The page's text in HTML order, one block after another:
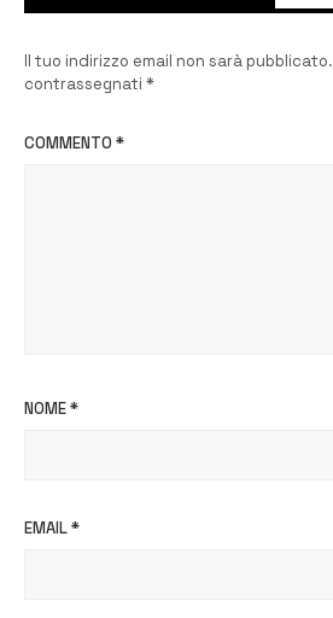
Il tuo indirizzo email non sarà pubblicato.
contrassegnati *
COMMENTO *
NOME*
EMAIL*